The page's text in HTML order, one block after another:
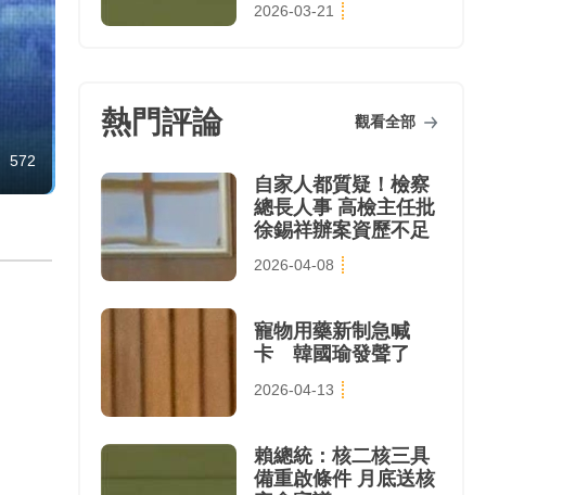
572
2026-03-21
熱門評論 觀看全部
自家人都質疑！檢察
總長人事 高檢主任批
徐錫祥辦案資歷不足
2026-04-08
寵物用藥新制急喊
卡 韓國瑜發聲了
2026-04-13
賴總統：核二核三具
備重啟條件 月底送核